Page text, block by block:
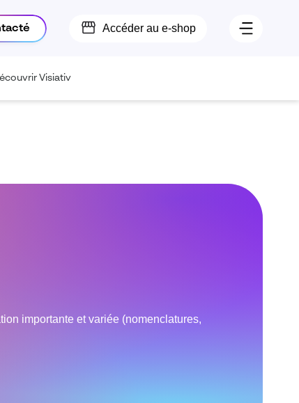
Accéder au e-shop
Visiativ
importante et variée (nomenclatures,